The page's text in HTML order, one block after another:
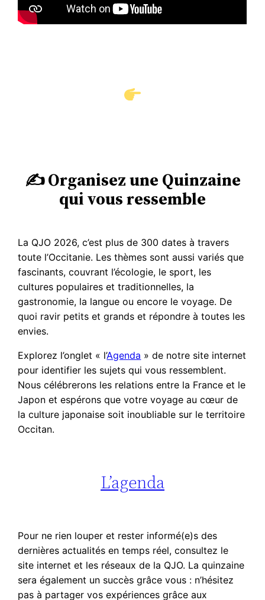
✍️ Organisez une Quinzaine
qui vous ressemble
La QJO 2026, c’est plus de 300 dates à travers
toute l’Occitanie. Les thèmes sont aussi variés que
fascinants, couvrant l’écologie, le sport, les
cultures populaires et traditionnelles, la
gastronomie, la langue ou encore le voyage. De
quoi ravir petits et grands et répondre à toutes les
envies.
Explorez l’onglet « l’Agenda » de notre site internet
pour identifier les sujets qui vous ressemblent.
Nous célébrerons les relations entre la France et le
Japon et espérons que votre voyage au cœur de
la culture japonaise soit inoubliable sur le territoire
Occitan.
L’agenda
Pour ne rien louper et rester informé(e)s des
dernières actualités en temps réel, consultez le
site internet et les réseaux de la QJO. La quinzaine
sera également un succès grâce vous : n’hésitez
pas à partager vos expériences grâce aux